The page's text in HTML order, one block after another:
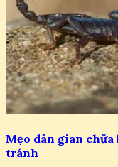
Mẹo dân gian chữa
tránh